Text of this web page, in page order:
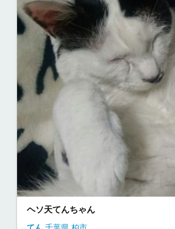
ヘソ天てんちゃん